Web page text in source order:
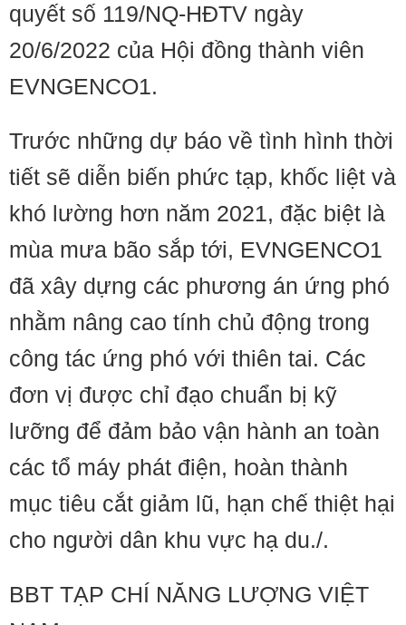
quyết số 119/NQ-HĐTV ngày
20/6/2022 của Hội đồng thành viên
EVNGENCO1.
Trước những dự báo về tình hình thời
tiết sẽ diễn biến phức tạp, khốc liệt và
khó lường hơn năm 2021, đặc biệt là
mùa mưa bão sắp tới, EVNGENCO1
đã xây dựng các phương án ứng phó
nhằm nâng cao tính chủ động trong
công tác ứng phó với thiên tai. Các
đơn vị được chỉ đạo chuẩn bị kỹ
lưỡng để đảm bảo vận hành an toàn
các tổ máy phát điện, hoàn thành
mục tiêu cắt giảm lũ, hạn chế thiệt hại
cho người dân khu vực hạ du./.
BBT TẠP CHÍ NĂNG LƯỢNG VIỆT